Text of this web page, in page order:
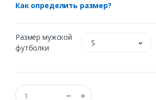
Как определить размер?
Размер мужской
футболки
S